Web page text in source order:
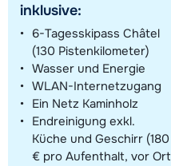
inklusive:
6-Tagesskipass Châtel
(130 Pistenkilometer)
Wasser und Energie
WLAN-Internetzugang
Ein Netz Kaminholz
Endreinigung exkl.
Küche und Geschirr (180
€ pro Aufenthalt, vor Ort